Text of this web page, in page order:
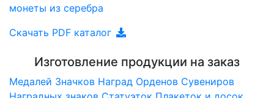
монеты из серебра
Скачать PDF каталог
Изготовление продукции на заказ
Медалей Значков Наград Орденов Сувениров